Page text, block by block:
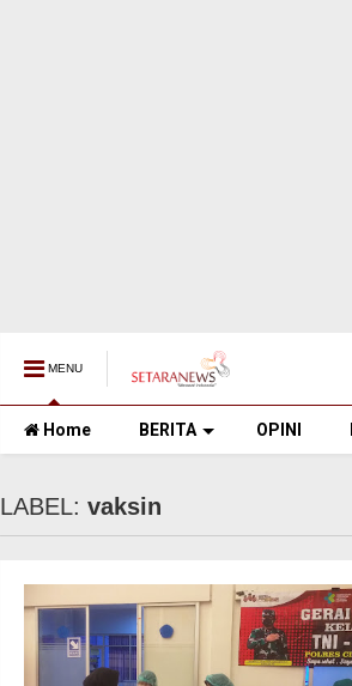
MENU
Home BERITA OPINI
LABEL: vaksin